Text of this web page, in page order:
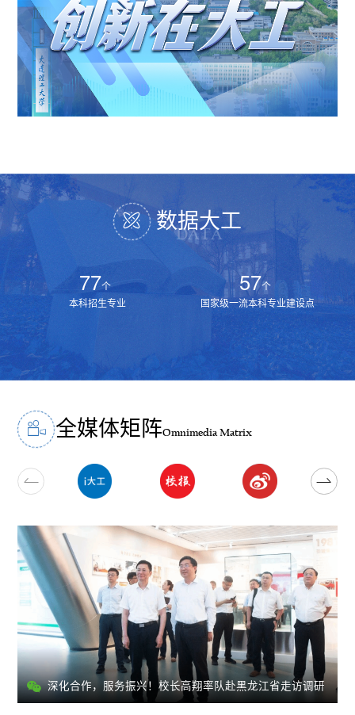
数据大工
6个
“强基计划”专业
4个
全国重点实验室
全媒体矩阵Omnimedia Matrix
深化合作，服务振兴！校长高翔率队赴黑龙江省走访调研